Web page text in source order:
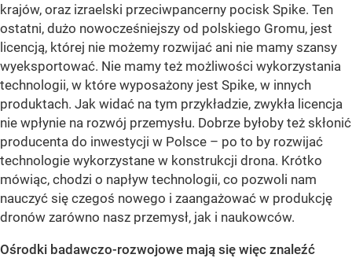
krajów, oraz izraelski przeciwpancerny pocisk Spike. Ten
ostatni, dużo nowocześniejszy od polskiego Gromu, jest
licencją, której nie możemy rozwijać ani nie mamy szansy
wyeksportować. Nie mamy też możliwości wykorzystania
technologii, w które wyposażony jest Spike, w innych
produktach. Jak widać na tym przykładzie, zwykła licencja
nie wpłynie na rozwój przemysłu. Dobrze byłoby też skłonić
producenta do inwestycji w Polsce – po to by rozwijać
technologie wykorzystane w konstrukcji drona. Krótko
mówiąc, chodzi o napływ technologii, co pozwoli nam
nauczyć się czegoś nowego i zaangażować w produkcję
dronów zarówno nasz przemysł, jak i naukowców.
Ośrodki badawczo-rozwojowe mają się więc znaleźć